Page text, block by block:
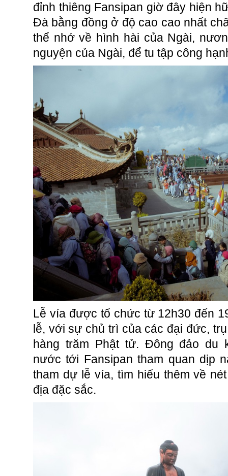
đỉnh thiêng Fansipan giờ đây hiện
Đà bằng đồng ở độ cao cao nhất
thể nhớ về hình hài của Ngài,
nguyện của Ngài, để tu tập công
Lễ vía được tổ chức từ 12h30 đến
lễ, với sự chủ trì của các đại đức,
hàng trăm Phật tử. Đông đảo du
nước tới Fansipan tham quan dịp
tham dự lễ vía, tìm hiểu thêm về
địa đặc sắc.